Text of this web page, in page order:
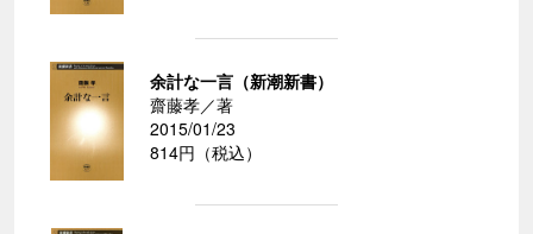
余計な一言（新潮新書）
齋藤孝／著
2015/01/23
814円（税込）